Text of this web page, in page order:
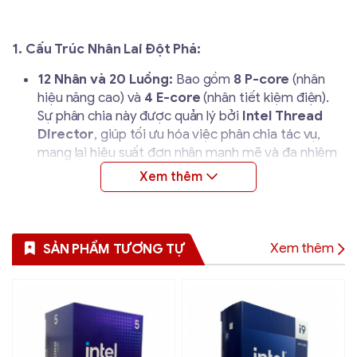
1. Cấu Trúc Nhân Lai Đột Phá:
12 Nhân và 20 Luồng: Bao gồm 8 P-core (nhân
hiệu năng cao) và 4 E-core(nhân tiết kiệm điện).
Sự phân chia này được quản lý bởi Intel Thread
Director, giúp tối ưu hóa việc phân chia tác vụ,
mang lại hiệu suất đơn nhân mạnh mẽ và đa nhiệm
cao nhất.
Bộ Nhớ Đệm 25 MB Intel Smart Cache:Kích
thiện đáng kể tốc độ tải game và ứng dụng.
TDP Cơ Bản 65W:
Với mức tiêu thụ điện năng cơ
bản thấp, i7-12700F dễ dàng quản lý nhiệt độ hơn
SẢN PHẨM TƯƠNG TỰ Xem thêm